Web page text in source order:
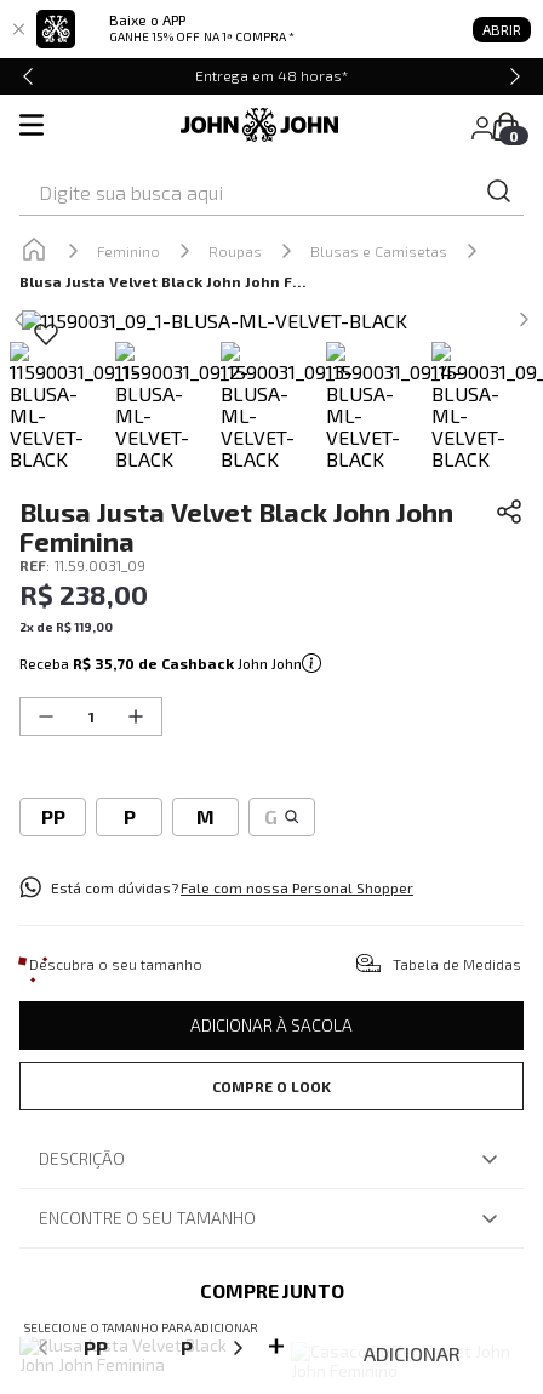
Baixe o APP
GANHE 15% OFF NA 1ª COMPRA * ABRIR
Entrega em 48 horas*
0
Feminino Roupas
Blusas e Camisetas
Blusa Justa Velvet Black John John Feminina
Blusa Justa Velvet Black John John
Feminina
REF: 11.59.0031_09
R$ 238,00
2x de R$119 00
Receba R$ 35,70 de Cashback John John
PP P M G
Está com dúvidas?Fale com nossa Personal Shopper
Descubra o seu tamanho Tabela de Medidas
ADICIONAR À SACOLA
COMPRE O LOOK
DESCRIÇÃO
ENCONTRE O SEU TAMANHO
COMPRE JUNTO
SELECIONE O TAMANHO PARA ADICIONAR
PP P M ADICIONAR